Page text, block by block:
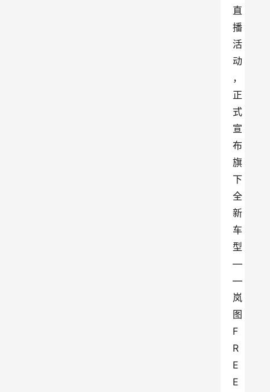
直
播
活
动
，
正
式
宣
布
旗
下
全
新
车
型
—
—
岚
图
F
R
E
E